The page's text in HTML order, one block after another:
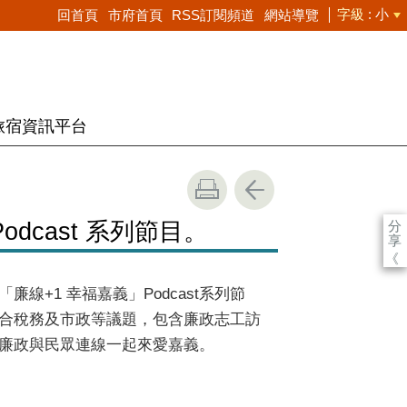
回首頁 市府首頁 RSS訂閱頻道 網站導覽 字級 小
宿資訊平台
分
享
《
系列節目。
廉線+1 幸福嘉義」 Podcast系列節
稅務及市政等議題，包含廉政志工訪
政與民眾連線一起來愛嘉義。